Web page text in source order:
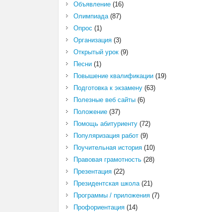
Объявление(16)
Олимпиада(87)
Опрос (1)
Организация(3)
Открытый урок(9)
Песни(1)
Повышение квалификации(19)
Подготовка к экзамену(63)
Полезные веб сайты(6)
Положение(37)
Помощь абитуриенту(72)
Популяризация работ(9)
Поучительная история(10)
Правовая грамотность(28)
Презентация(22)
Президентская школа(21)
Программы / приложения(7)
Профориентация(14)